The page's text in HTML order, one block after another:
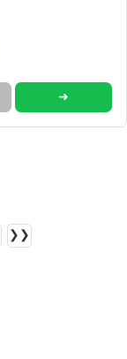
➜
❯❯